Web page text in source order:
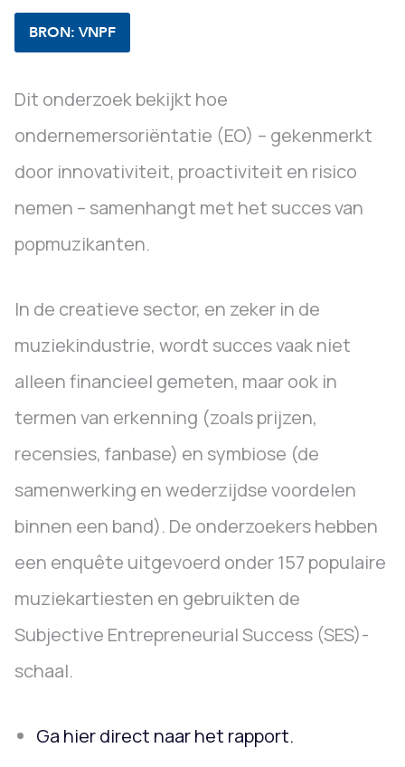
BRON: VNPF
Dit onderzoek bekijkt hoe
ondernemersoriëntatie (EO) – gekenmerkt
door innovativiteit, proactiviteit en risico
nemen – samenhangt met het succes van
popmuzikanten.
In de creatieve sector, en zeker in de
muziekindustrie, wordt succes vaak niet
alleen financieel gemeten, maar ook in
termen van erkenning (zoals prijzen,
recensies, fanbase) en symbiose (de
samenwerking en wederzijdse voordelen
binnen een band). De onderzoekers hebben
een enquête uitgevoerd onder 157 populaire
muziekartiesten en gebruikten de
Subjective Entrepreneurial Success (SES)-
schaal.
Ga hier direct naar het rapport.